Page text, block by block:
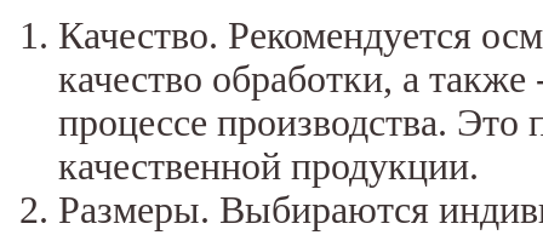
Качество. Рекомендуется
качество обработки, а
процессе производства. Это
качественной продукции.
Размеры. Выбираются